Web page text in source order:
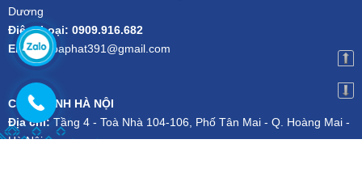
Dương
Điện thoại: 0909.916.682
Email:hoaphat391@gmail.com
CHI NHÁNH HÀ NỘI
Địa chỉ:Tầng 4 - Toà Nhà 104-106, Phố Tân Mai - Q. Hoàng Mai -
Hà Nội